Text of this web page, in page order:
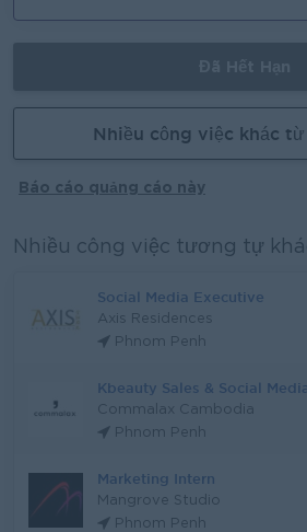
Nhiều công việc khác
Báo cáo quảng cáo này
Nhiều công việc tương tự
Social Media Executive
Axis Residences
Phnom Penh
Kbeauty Sales & Social
Commalax Cambodia
Phnom Penh
Marketing Intern
Mangrove Studio
Phnom Penh